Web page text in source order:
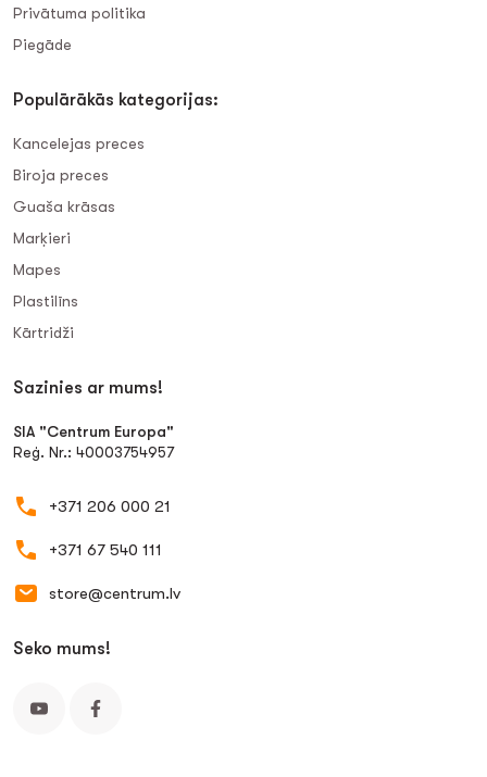
Privātuma politika
Piegāde
Populārākās kategorijas:
Kancelejas preces
Biroja preces
Guaša krāsas
Marķieri
Mapes
Plastilīns
Kārtridži
Sazinies ar mums!
SIA "Centrum Europa"
Reģ. Nr.: 40003754957
+371 206 000 21
+371 67 540 111
store@centrum.lv
Seko mums!